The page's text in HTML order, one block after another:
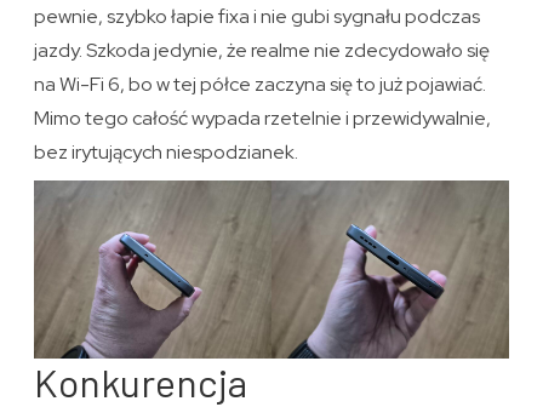
pewnie, szybko łapie fixa i nie gubi sygnału podczas
jazdy. Szkoda jedynie, że realme nie zdecydowało się
na Wi-Fi 6, bo w tej półce zaczyna się to już pojawiać.
Mimo tego całość wypada rzetelnie i przewidywalnie,
bez irytujących niespodzianek.
Konkurencja